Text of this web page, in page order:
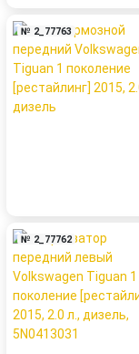
№ 2_77763
№ 2_77762